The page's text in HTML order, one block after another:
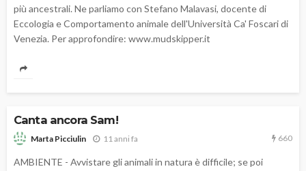
più ancestrali. Ne parliamo con Stefano Malavasi, docente di
Eccologia e Comportamento animale dell'Università Ca' Foscari di
Venezia. Per approfondire: www.mudskipper.it
Canta ancora Sam!
Marta Picciulin 11 anni fa 660
AMBIENTE - Avvistare gli animali in natura è difficile; se poi